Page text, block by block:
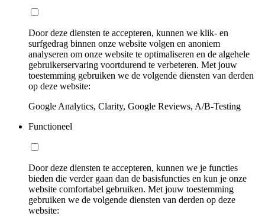
Door deze diensten te accepteren, kunnen we klik- en
surfgedrag binnen onze website volgen en anoniem
analyseren om onze website te optimaliseren en de algehele
gebruikerservaring voortdurend te verbeteren. Met jouw
toestemming gebruiken we de volgende diensten van derden
op deze website:
Google Analytics, Clarity, Google Reviews, A/B-Testing
Functioneel
Door deze diensten te accepteren, kunnen we je functies
bieden die verder gaan dan de basisfuncties en kun je onze
website comfortabel gebruiken. Met jouw toestemming
gebruiken we de volgende diensten van derden op deze
website: